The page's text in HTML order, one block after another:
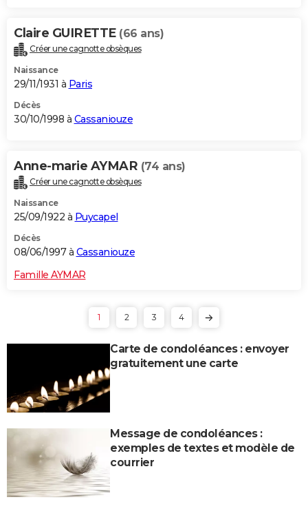
Claire GUIRETTE (66 ans)
Créer une cagnotte obsèques
Naissance
29/11/1931 à Paris
Décès
30/10/1998 à Cassaniouze
Anne-marie AYMAR (74 ans)
Créer une cagnotte obsèques
Naissance
25/09/1922 à Puycapel
Décès
08/06/1997 à Cassaniouze
Famille AYMAR
1 2 3 4
Carte de condoléances : envoyer
gratuitement une carte
Message de condoléances :
exemples de textes et modèle de
courrier